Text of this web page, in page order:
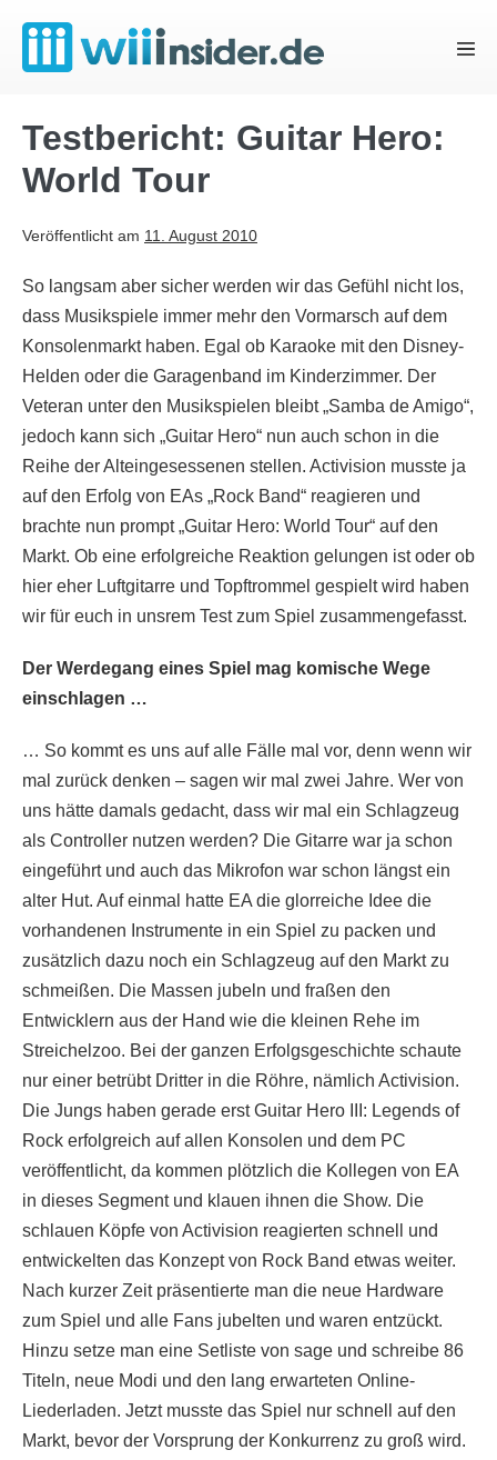
Inhalt
springen
Testbericht: Guitar Hero:
World Tour
Veröffentlicht am 11. August 2010
So langsam aber sicher werden wir das Gefühl nicht los,
dass Musikspiele immer mehr den Vormarsch auf dem
Konsolenmarkt haben. Egal ob Karaoke mit den Disney-
Helden oder die Garagenband im Kinderzimmer. Der
Veteran unter den Musikspielen bleibt „Samba de Amigo“,
jedoch kann sich „Guitar Hero“ nun auch schon in die
Reihe der Alteingesessenen stellen. Activision musste ja
auf den Erfolg von EAs „Rock Band“ reagieren und
brachte nun prompt „Guitar Hero: World Tour“ auf den
Markt. Ob eine erfolgreiche Reaktion gelungen ist oder ob
hier eher Luftgitarre und Topftrommel gespielt wird haben
wir für euch in unsrem Test zum Spiel zusammengefasst.
Der Werdegang eines Spiel mag komische Wege
einschlagen …
… So kommt es uns auf alle Fälle mal vor, denn wenn wir
mal zurück denken – sagen wir mal zwei Jahre. Wer von
uns hätte damals gedacht, dass wir mal ein Schlagzeug
als Controller nutzen werden? Die Gitarre war ja schon
eingeführt und auch das Mikrofon war schon längst ein
alter Hut. Auf einmal hatte EA die glorreiche Idee die
vorhandenen Instrumente in ein Spiel zu packen und
zusätzlich dazu noch ein Schlagzeug auf den Markt zu
schmeißen. Die Massen jubeln und fraßen den
Entwicklern aus der Hand wie die kleinen Rehe im
Streichelzoo. Bei der ganzen Erfolgsgeschichte schaute
nur einer betrübt Dritter in die Röhre, nämlich Activision.
Die Jungs haben gerade erst Guitar Hero III: Legends of
Rock erfolgreich auf allen Konsolen und dem PC
veröffentlicht, da kommen plötzlich die Kollegen von EA
in dieses Segment und klauen ihnen die Show. Die
schlauen Köpfe von Activision reagierten schnell und
entwickelten das Konzept von Rock Band etwas weiter.
Nach kurzer Zeit präsentierte man die neue Hardware
zum Spiel und alle Fans jubelten und waren entzückt.
Hinzu setze man eine Setliste von sage und schreibe 86
Titeln, neue Modi und den lang erwarteten Online-
Liederladen. Jetzt musste das Spiel nur schnell auf den
Markt, bevor der Vorsprung der Konkurrenz zu groß wird.